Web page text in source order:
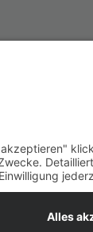
Einstellungen